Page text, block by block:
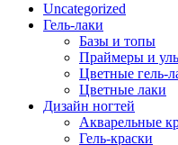
Uncategorized
Гель-лаки
Базы и топы
Праймеры и
Цветные гель-
Цветные лаки
Дизайн ногтей
Акварельные
Гель-краски